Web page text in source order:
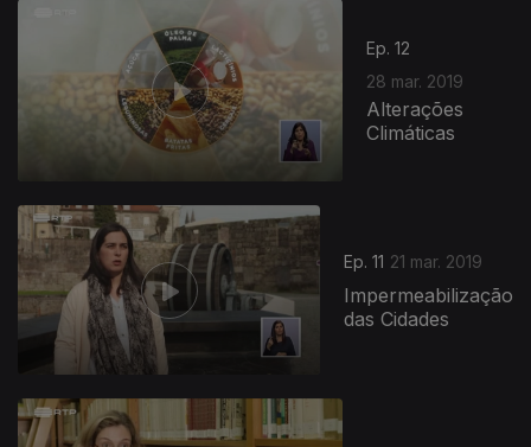
Ep. 12
28 mar. 2019
Alterações
Climáticas
Ep. 11 21 mar. 2019
Impermeabilização
das Cidades